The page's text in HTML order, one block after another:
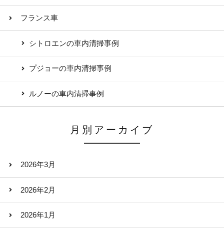
フランス車
シトロエンの車内清掃事例
プジョーの車内清掃事例
ルノーの車内清掃事例
月別アーカイブ
2026年3月
2026年2月
2026年1月